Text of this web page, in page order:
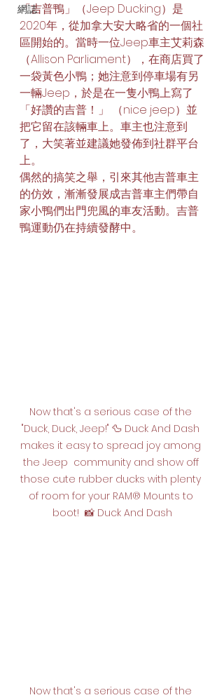
網誌
「吉普鴨」（Jeep Ducking）是
2020年，從加拿大安大略省的一個社
區開始的。當時一位Jeep車主艾莉森
（Allison Parliament），在商店買了
一袋黃色小鴨；她注意到停車場有另
一輛Jeep，於是在一隻小鴨上寫了
「好讚的吉普！」 （nice jeep）並
把它留在該輛車上。車主也注意到
了，大笑著並建議她發佈到社群平台
上。
偶然的搞笑之舉，引來其他吉普車主
的仿效，漸漸發展成吉普車主們帶自
家小鴨們出門兜風的車友活動。吉普
鴨運動仍在持續發酵中。
Now that's a serious case of the
"Duck, Duck, Jeep!" 🦆 Duck And Dash
makes it easy to spread joy among
the Jeep  community and show off
those cute rubber ducks with plenty
of room for your RAM® Mounts to
boot!  📸 Duck And Dash
Now that's a serious case of the